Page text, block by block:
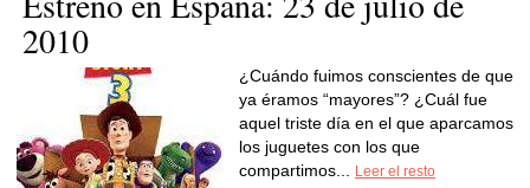
2010
¿Cuándo fuimos conscientes de que
ya éramos “mayores”? ¿Cuál fue
aquel triste día en el que aparcamos
los juguetes con los que
compartimos...
Leer el resto